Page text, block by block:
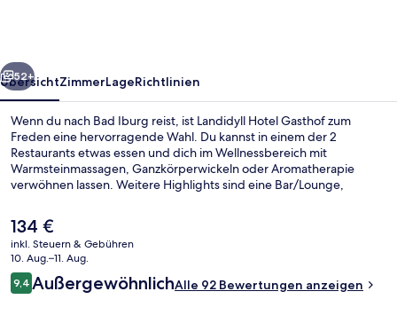
Weiter
52+
ÜbersichtZimmerLageRichtlinien
Wenn du nach Bad Iburg reist, ist Landidyll Hotel Gasthof zum
Freden eine hervorragende Wahl. Du kannst in einem der 2
Restaurants etwas essen und dich im Wellnessbereich mit
Warmsteinmassagen, Ganzkörperwickeln oder Aromatherapie
verwöhnen lassen. Weitere Highlights sind eine Bar/Lounge,
Der
aktuelle
Preis
beträgt
134 €.
134 €
inkl. Steuern & Gebühren
10. Aug.–11. Aug.
Bewertungen
9,49,4 von 10.
AußergewöhnlichAlle 92 Bewertungen anzeigen